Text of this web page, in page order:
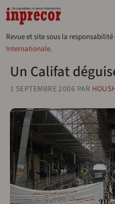
Aller au contenu principal
Revue et site sous la
Internationale.
Un Califat
1 SEPTEMBRE 2006 PAR